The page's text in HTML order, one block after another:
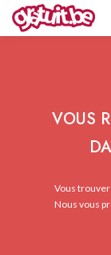
VOUS
Vous
Nous vous